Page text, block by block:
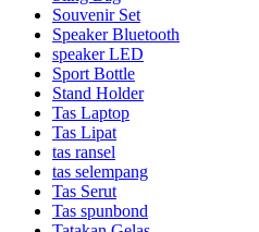
Souvenir Set
Speaker Bluetooth
speaker LED
Sport Bottle
Stand Holder
Tas Laptop
Tas Lipat
tas ransel
tas selempang
Tas Serut
Tas spunbond